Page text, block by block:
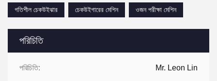
পরিচিতি
পরিচিতি: Mr. Leon Lin
গতিশীল চেকউইঝার
চেকউইগারের মেশিন ওজন পরীক্ষা মেশিন